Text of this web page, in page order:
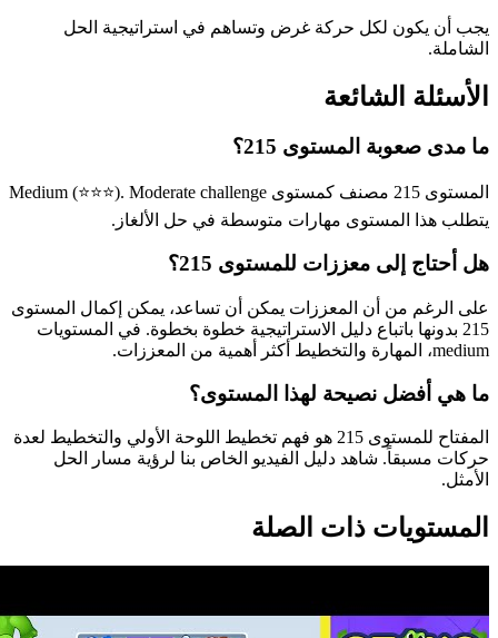
يجب أن يكون لكل حركة غرض وتساهم في استراتيجية الحل
الشاملة.
الأسئلة الشائعة
ما مدى صعوبة المستوى 215؟
المستوى 215 مصنف كمستوى Medium (⭐⭐⭐). Moderate challenge
يتطلب هذا المستوى مهارات متوسطة في حل الألغاز.
هل أحتاج إلى معززات للمستوى 215؟
على الرغم من أن المعززات يمكن أن تساعد، يمكن إكمال المستوى
215 بدونها باتباع دليل الاستراتيجية خطوة بخطوة. في المستويات
medium، المهارة والتخطيط أكثر أهمية من المعززات.
ما هي أفضل نصيحة لهذا المستوى؟
المفتاح للمستوى 215 هو فهم تخطيط اللوحة الأولي والتخطيط لعدة
حركات مسبقاً. شاهد دليل الفيديو الخاص بنا لرؤية مسار الحل
الأمثل.
المستويات ذات الصلة